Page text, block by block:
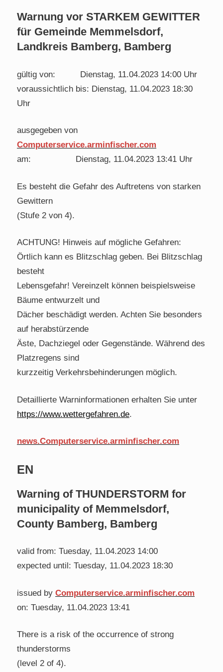
Warnung vor STARKEM GEWITTER
für Gemeinde Memmelsdorf,
Landkreis Bamberg, Bamberg
gültig von: Dienstag, 11.04.2023 14:00 Uhr
voraussichtlich bis: Dienstag, 11.04.2023 18:30
Uhr
ausgegeben von
Computerservice.arminfischer.com
am: Dienstag, 11.04.2023 13:41 Uhr
Es besteht die Gefahr des Auftretens von starken
Gewittern
(Stufe 2 von 4).
ACHTUNG! Hinweis auf mögliche Gefahren:
Örtlich kann es Blitzschlag geben. Bei Blitzschlag
besteht
Lebensgefahr! Vereinzelt können beispielsweise
Bäume entwurzelt und
Dächer beschädigt werden. Achten Sie besonders
auf herabstürzende
Äste, Dachziegel oder Gegenstände. Während des
Platzregens sind
kurzzeitig Verkehrsbehinderungen möglich.
Detaillierte Warninformationen erhalten Sie unter
https://www.wettergefahren.de.
news.Computerservice.arminfischer.com
EN
Warning of THUNDERSTORM for
municipality of Memmelsdorf,
County Bamberg, Bamberg
valid from: Tuesday, 11.04.2023 14:00
expected until: Tuesday, 11.04.2023 18:30
issued by Computerservice.arminfischer.com
on: Tuesday, 11.04.2023 13:41
There is a risk of the occurrence of strong
thunderstorms
(level 2 of 4).